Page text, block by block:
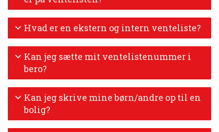
Hvad er en ekstern og intern venteliste?
Kan jeg sætte mit ventelistenummer i
bero?
Kan jeg skrive mine børn/andre op til en
bolig?